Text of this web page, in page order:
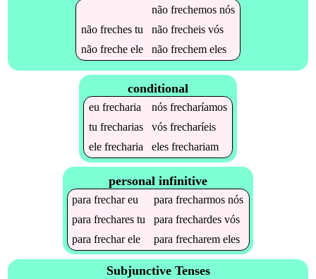
não frechemosnós
não frechestu não frecheisvós
não frecheele não frechemeles
conditional
eu frecharia nós frecharíamos
tu frecharias vós frecharíeis
ele frecharia eles frechariam
personal infinitive
parafrechareu parafrecharmos nós
parafrechares tu parafrechardes vós
parafrecharele parafrecharem eles
Subjunctive Tenses